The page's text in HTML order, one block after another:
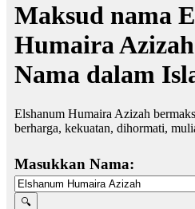
Maksud nama
Humaira
Nama dalam
Elshanum Humaira Azizah
berharga, kekuatan, dihormati,
Masukkan Nama: